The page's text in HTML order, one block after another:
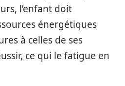
l’enfant doit
énergétiques
à celles de ses
ce qui le fatigue en